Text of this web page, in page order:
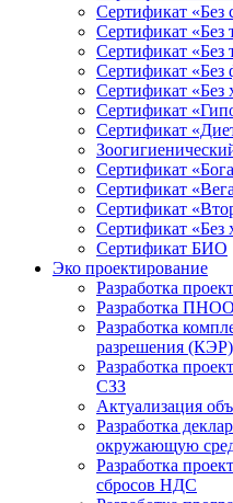
Сертификат «Без
Сертификат «Без
Сертификат «Без
Сертификат «Без
Сертификат «Без
Сертификат
Сертификат
Сертификат
Сертификат
Сертификат
Сертификат «Без
Сертификат БИО
Эко проектирование
Разработка
Разработка
Разработка
разрешения (КЭР)
Разработка
СЗЗ
Актуализация
Разработка
окружающую
Разработка
сбросов НДС